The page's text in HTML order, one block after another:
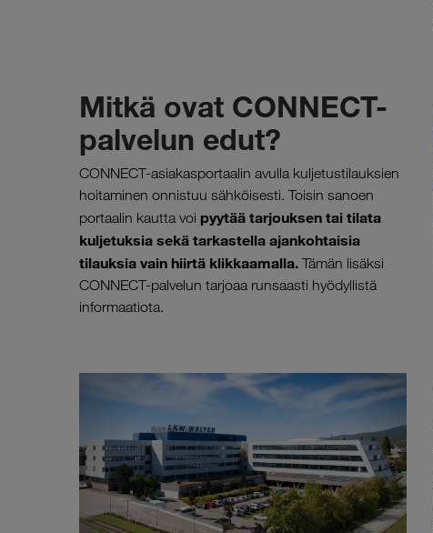
Mitkä ovat CONNECT-
palvelun edut?
CONNECT-asiakasportaalin avulla kuljetustilauksien
hoitaminen onnistuu sähköisesti. Toisin sanoen
portaalin kautta voi pyytää tarjouksen tai tilata
kuljetuksia sekä tarkastella ajankohtaisia
tilauksia vain hiirtä klikkaamalla. Tämän lisäksi
CONNECT-palvelun tarjoaa runsaasti hyödyllistä
informaatiota.